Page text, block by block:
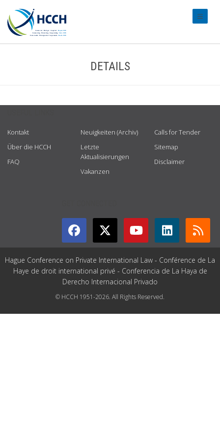
DETAILS
Kontakt
Über die HCCH
FAQ
Neuigkeiten (Archiv)
Letzte
Aktualisierungen
Vakanzen
Calls for Tender
Sitemap
Disclaimer
Hague Conference on Private International Law - Conférence de La
Haye de droit international privé - Conferencia de La Haya de
Derecho Internacional Privado
© HCCH 1951-2026. All Rights Reserved.